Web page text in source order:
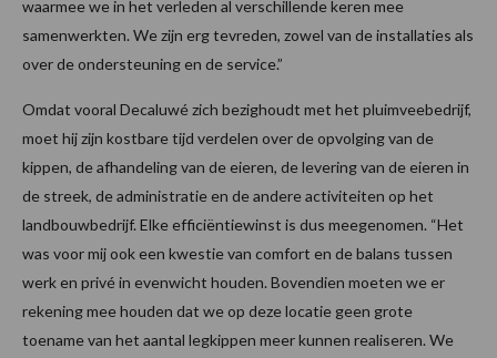
waarmee we in het verleden al verschillende keren mee
samenwerkten. We zijn erg tevreden, zowel van de installaties als
over de ondersteuning en de service.”
Omdat vooral Decaluwé zich bezighoudt met het pluimveebedrijf,
moet hij zijn kostbare tijd verdelen over de opvolging van de
kippen, de afhandeling van de eieren, de levering van de eieren in
de streek, de administratie en de andere activiteiten op het
landbouwbedrijf. Elke efficiëntiewinst is dus meegenomen. “Het
was voor mij ook een kwestie van comfort en de balans tussen
werk en privé in evenwicht houden. Bovendien moeten we er
rekening mee houden dat we op deze locatie geen grote
toename van het aantal legkippen meer kunnen realiseren. We